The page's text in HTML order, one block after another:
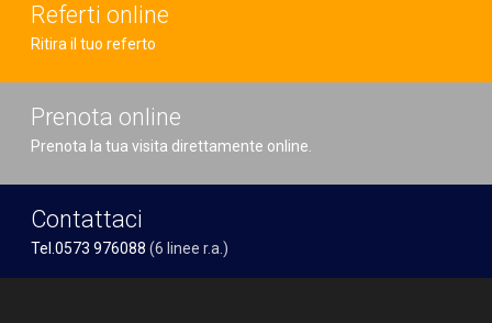
Referti online
Ritira il tuo referto
Prenota online
Prenota la tua visita direttamente online.
Contattaci
Tel.0573 976088 (6 linee r.a.)